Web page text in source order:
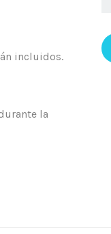
incluidos.
la